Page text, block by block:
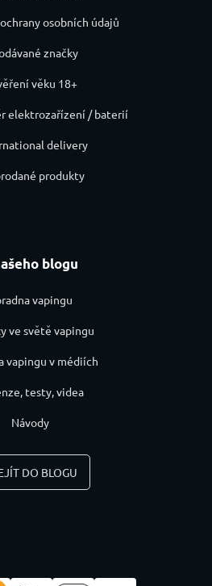
osobních údajů
značky
věku 18+
elektrozařízení / baterií
delivery
produkty
blogu
vapingu
ve světě vapingu
vapingu v médiích
testy, videa
Návody
DO BLOGU